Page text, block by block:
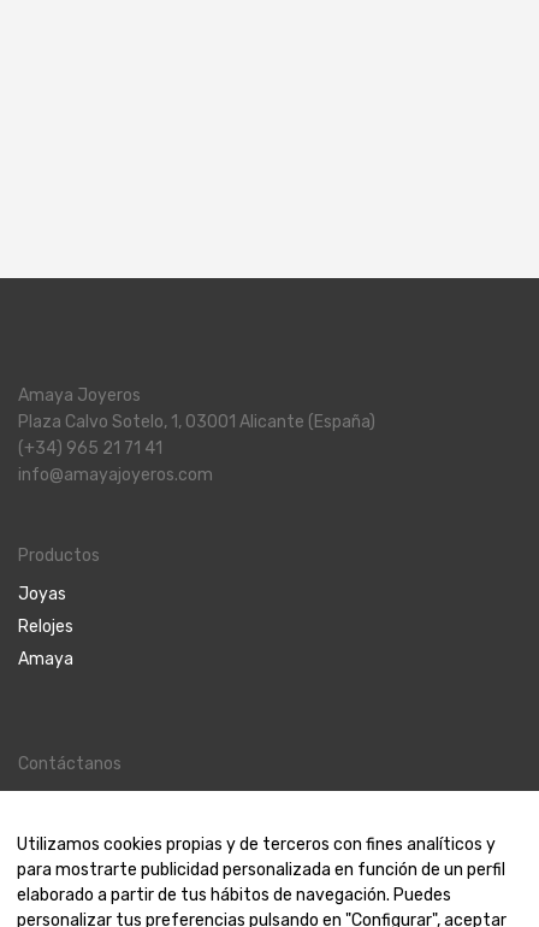
Amaya Joyeros
Plaza Calvo Sotelo, 1, 03001 Alicante (España)
(+34) 965 21 71 41
info@amayajoyeros.com
Productos
Joyas
Relojes
Amaya
Contáctanos
Nosotros
Utilizamos cookies propias y de terceros con fines analíticos y
para mostrarte publicidad personalizada en función de un perfil
elaborado a partir de tus hábitos de navegación. Puedes
personalizar tus preferencias pulsando en "Configurar", aceptar